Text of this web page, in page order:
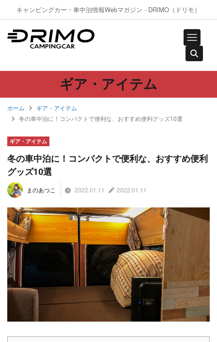
キャンピングカー・車中泊情報Webマガジン - DRIMO（ドリモ）
ギア・アイテム
ホーム
ギア・アイテム
冬の車中泊に！コンパクトで便利な、おすすめ便利グッズ10選
ギア・アイテム
冬の車中泊に！コンパクトで便利な、おすすめ便利
グッズ10選
まのあつこ 2022.01.11 2022.01.11